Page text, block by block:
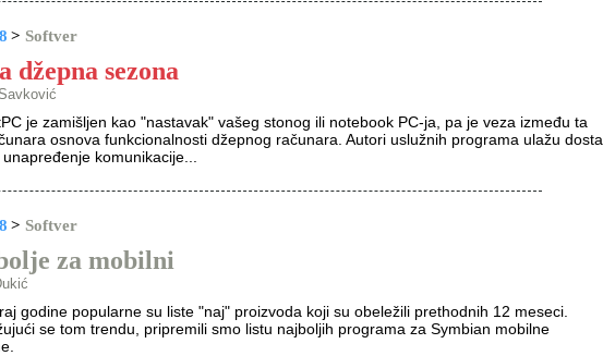
> Softver
džepna sezona
je zamišljen kao "nastavak" vašeg stonog ili notebook PC-ja, pa je veza između ta
osnova funkcionalnosti džepnog računara. Autori uslužnih programa ulažu dosta
komunikacije...
> Softver
za mobilni
godine popularne su liste "naj" proizvoda koji su obeležili prethodnih 12 meseci.
se tom trendu, pripremili smo listu najboljih programa za Symbian mobilne